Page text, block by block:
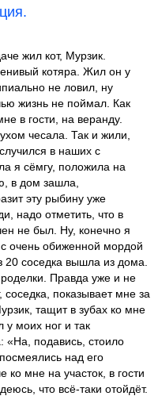
жил кот, Мурзик.
котяра. Жил он у
не ловил, ну
жизнь не поймал. Как
в гости, на веранду.
чесала. Так и жили,
в наших с
я сёмгу, положила на
в дом зашла,
эту рыбину уже
надо отметить, что в
не был. Ну, конечно я
очень обиженной мордой
20 соседка вышла из дома.
Правда уже и не
соседка, показывает мне за
тащит в зубах ко мне
моих ног и так
подавись, стоило
над его
ко мне на участок, в гости
что всё-таки отойдёт.